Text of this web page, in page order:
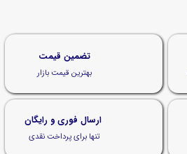
ارسال فوری و رایگان
تنها برای پرداخت نقدی
تضمین قیمت
بهترین قیمت بازار